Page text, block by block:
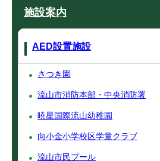
施設案内
AED設置施設
さつき園
流山市消防本部・中央消防署
暁星国際流山幼稚園
向小金小学校区学童クラブ
流山市民プール